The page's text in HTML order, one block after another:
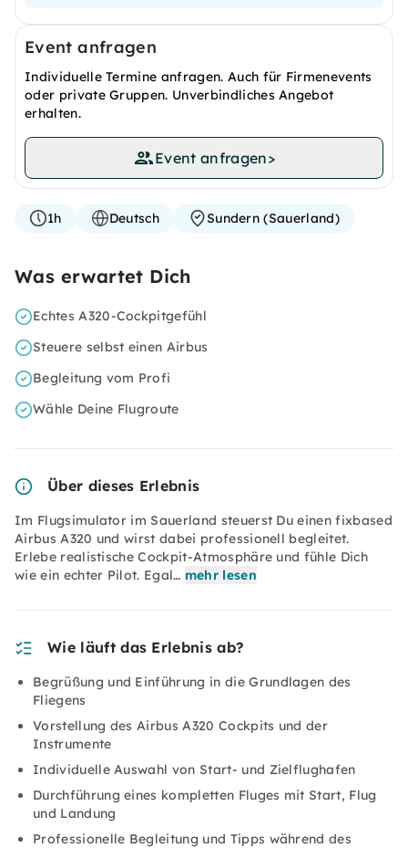
Event anfragen
Individuelle Termine anfragen. Auch für Firmenevents
oder private Gruppen. Unverbindliches Angebot
erhalten.
Event anfragen>
1h Deutsch Sundern (Sauerland)
Was erwartet Dich
Echtes A320-Cockpitgefühl
Steuere selbst einen Airbus
Begleitung vom Profi
Wähle Deine Flugroute
Über dieses Erlebnis
Im Flugsimulator im Sauerland steuerst Du einen fixbased
Airbus A320 und wirst dabei professionell begleitet.
Erlebe realistische Cockpit-Atmosphäre und fühle Dich
wie ein echter Pilot. Egal… mehr lesen
Wie läuft das Erlebnis ab?
Begrüßung und Einführung in die Grundlagen des
Fliegens
Vorstellung des Airbus A320 Cockpits und der
Instrumente
Individuelle Auswahl von Start- und Zielflughafen
Durchführung eines kompletten Fluges mit Start, Flug
und Landung
Professionelle Begleitung und Tipps während des